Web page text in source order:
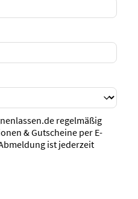
regelmäßig
& Gutscheine per E-
ist jederzeit